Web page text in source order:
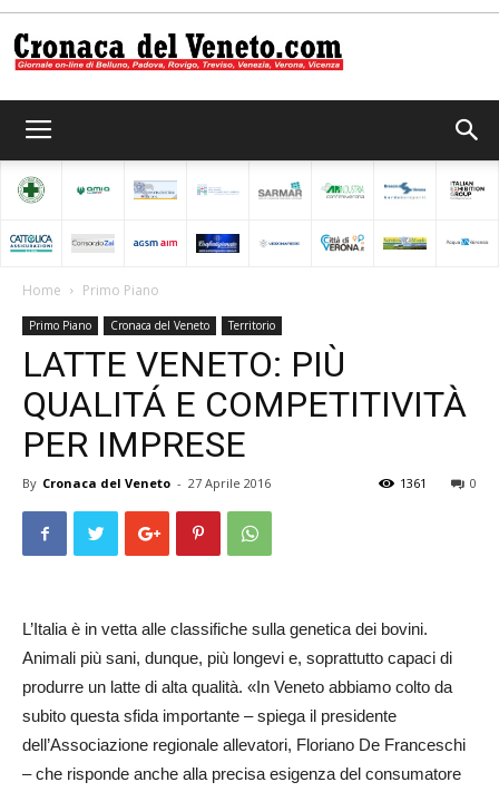
del
Veneto
Home Primo Piano
Primo Piano Cronaca del Veneto Territorio
LATTE VENETO: PIÙ
QUALITÁ E COMPETITIVITÀ
PER IMPRESE
By Cronaca del Veneto - 27 Aprile 2016 0
1361
L’Italia è in vetta alle classifiche sulla genetica dei bovini.
Animali più sani, dunque, più longevi e, soprattutto capaci di
produrre un latte di alta qualità. «In Veneto abbiamo colto da
subito questa sfida importante – spiega il presidente
dell’Associazione regionale allevatori, Floriano De Frances­chi
– che risponde anche alla precisa esigenza del consumatore